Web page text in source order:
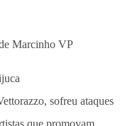
Marcinho VP